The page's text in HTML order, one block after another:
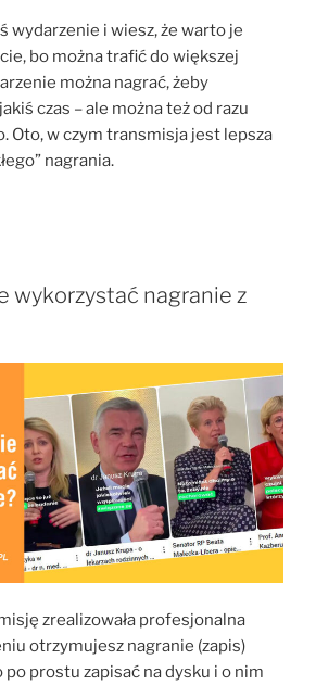
wydarzenie i wiesz, że warto je
bo można trafić do większej
można nagrać, żeby
czas – ale można też od razu
Oto, w czym transmisja jest lepsza
nagrania.
wykorzystać nagranie z
zrealizowała profesjonalna
otrzymujesz nagranie (zapis)
po prostu zapisać na dysku i o nim